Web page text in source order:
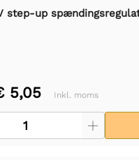
step-up
5,05 Inkl. moms